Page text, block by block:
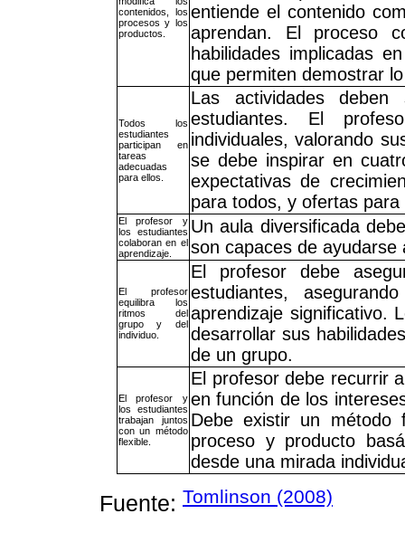
contenidos, los
procesos y los
productos.
entiende el contenido
aprendan. El proceso
habilidades implicadas
que permiten demostrar
Todos los
estudiantes
participan en
tareas
adecuadas
para ellos.
Las actividades
estudiantes. El
individuales, valorando
se debe inspirar en
expectativas de
para todos, y ofertas para
El profesor y
los estudiantes
colaboran en el
aprendizaje.
Un aula diversificada
son capaces de
El profesor
equilibra los
ritmos del
grupo y del
individuo.
El profesor debe
estudiantes,
aprendizaje significativo.
desarrollar sus
de un grupo.
El profesor y
los estudiantes
trabajan juntos
con un método
flexible.
El profesor debe recurrir
en función de los
Debe existir un método
proceso y producto
desde una mirada
Fuente: Tomlinson (2008)